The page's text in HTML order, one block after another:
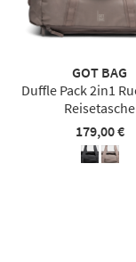
GOT BAG
Duffle Pack 2in1
Reisetasche
179,00 €